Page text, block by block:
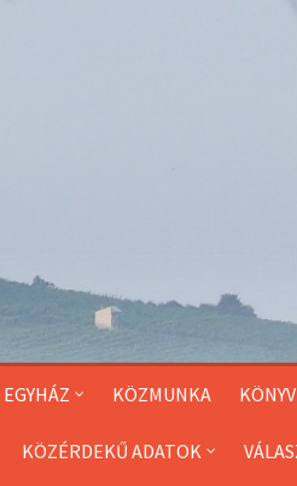
EGYHÁZ KÖZMUNKA
KÖZÉRDEKŰ ADATOK